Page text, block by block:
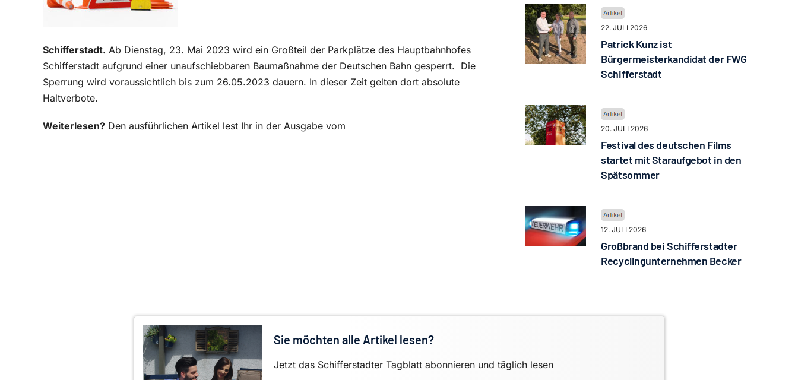
Schifferstadt. Ab Dienstag, 23. Mai 2023 wird ein Großteil der Parkplätze des Hauptbahnhofes
Schifferstadt aufgrund einer unaufschiebbaren Baumaßnahme der Deutschen Bahn gesperrt. Die
Sperrung wird voraussichtlich bis zum 26.05.2023 dauern. In dieser Zeit gelten dort absolute
Haltverbote.
Weiterlesen? Den ausführlichen Artikel lest Ihr in der Ausgabe vom
22. JULI 2026
Patrick Kunz ist
Bürgermeisterkandidat der FWG
Schifferstadt
20. JULI 2026
Festival des deutschen Films
startet mit Staraufgebot in den
Spätsommer
12. JULI 2026
Großbrand bei Schifferstadter
Recyclingunternehmen Becker
Sie möchten alle Artikel lesen?
Jetzt das Schifferstadter Tagblatt abonnieren und täglich lesen